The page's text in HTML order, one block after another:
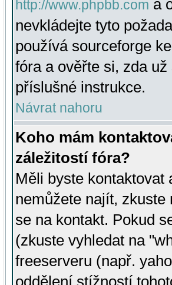
http://www.phpbb.com a
nevkládejte tyto
používá sourceforge
fóra a ověřte si, zda
příslušné instrukce.
Návrat nahoru
Koho mám
záležitostí fóra?
Měli byste kontaktovat
nemůžete najít, zkuste
se na kontakt. Pokud
(zkuste vyhledat na
freeserveru (např.
oddělení stížností